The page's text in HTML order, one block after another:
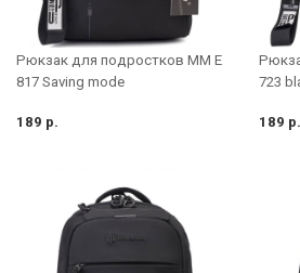
Рюкзак для подростков MM E
817 Saving mode
189 р.
723
189 р.